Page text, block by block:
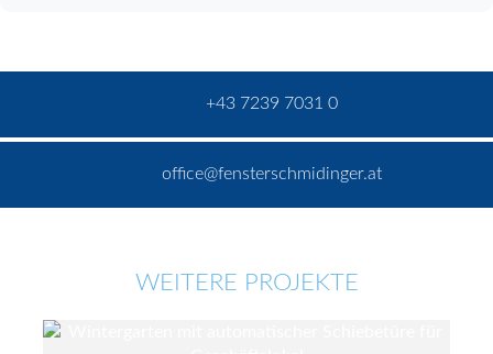
+43 7239 7031 0
office@fensterschmidinger.at
WEITERE PROJEKTE